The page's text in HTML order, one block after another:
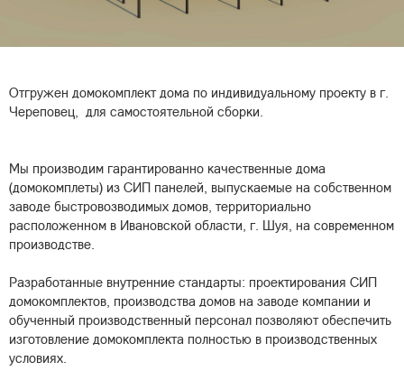
Отгружен домокомплект дома по индивидуальному проекту в г.
Череповец, для самостоятельной сборки.
Мы производим гарантированно качественные дома
(домокомплеты) из СИП панелей, выпускаемые на собственном
заводе быстровозводимых домов, территориально
расположенном в Ивановской области, г. Шуя, на современном
производстве.
Разработанные внутренние стандарты: проектирования СИП
домокомплектов, производства домов на заводе компании и
обученный производственный персонал позволяют обеспечить
изготовление домокомплекта полностью в производственных
условиях.